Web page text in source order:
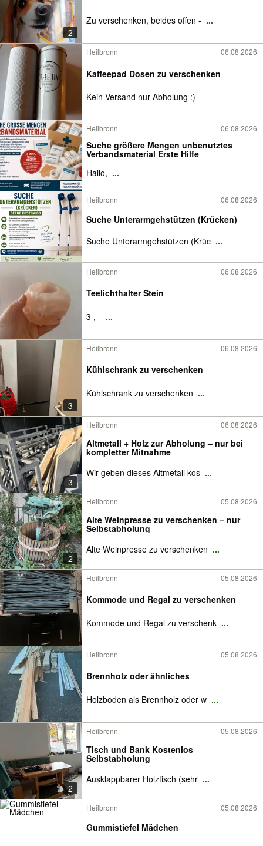
2
Zu verschenken, beides offen - ...
Heilbronn 06.08.2026
Kaffeepad Dosen zu verschenken
Kein Versand nur Abholung :)
Heilbronn 06.08.2026
Suche größere Mengen unbenutztes
Verbandsmaterial Erste Hilfe
Hallo, ...
Heilbronn 06.08.2026
Suche Unterarmgehstützen (Krücken)
Suche Unterarmgehstützen (Krüc ...
Heilbronn 06.08.2026
Teelichthalter Stein
3 , - ...
3
Heilbronn 06.08.2026
Kühlschrank zu verschenken
Kühlschrank zu verschenken ...
3
Heilbronn 06.08.2026
Altmetall + Holz zur Abholung – nur bei
kompletter Mitnahme
Wir geben dieses Altmetall kos ...
2
Heilbronn 05.08.2026
Alte Weinpresse zu verschenken – nur
Selbstabholung
Alte Weinpresse zu verschenken ...
Heilbronn 05.08.2026
Kommode und Regal zu verschenken
Kommode und Regal zu verschenk ...
Heilbronn 05.08.2026
Brennholz oder ähnliches
Holzboden als Brennholz oder w ...
2
Heilbronn 05.08.2026
Tisch und Bank Kostenlos
Selbstabholung
Ausklappbarer Holztisch (sehr ...
Heilbronn 05.08.2026
Gummistiefel Mädchen